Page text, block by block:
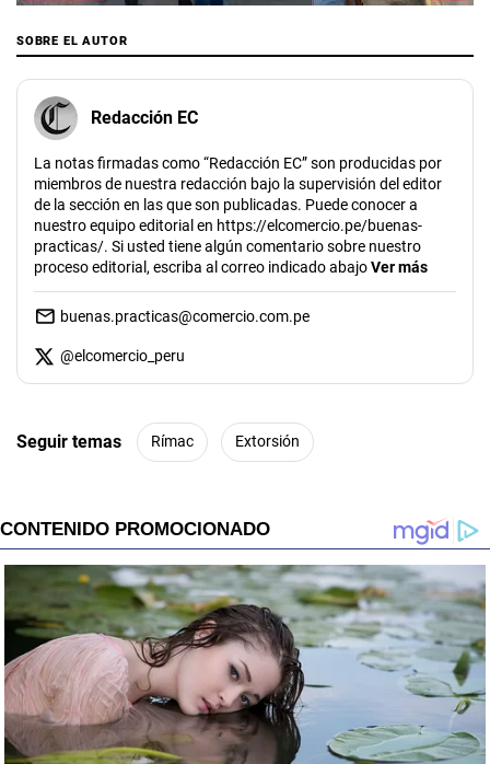
SOBRE EL AUTOR
Redacción EC
La notas firmadas como “Redacción EC” son producidas por
miembros de nuestra redacción bajo la supervisión del editor
de la sección en las que son publicadas. Puede conocer a
nuestro equipo editorial en https://elcomercio.pe/buenas-
practicas/. Si usted tiene algún comentario sobre nuestro
proceso editorial, escriba al correo indicado abajoVer más
buenas.practicas@comercio.com.pe
@elcomercio_peru
Seguir temas Rímac Extorsión